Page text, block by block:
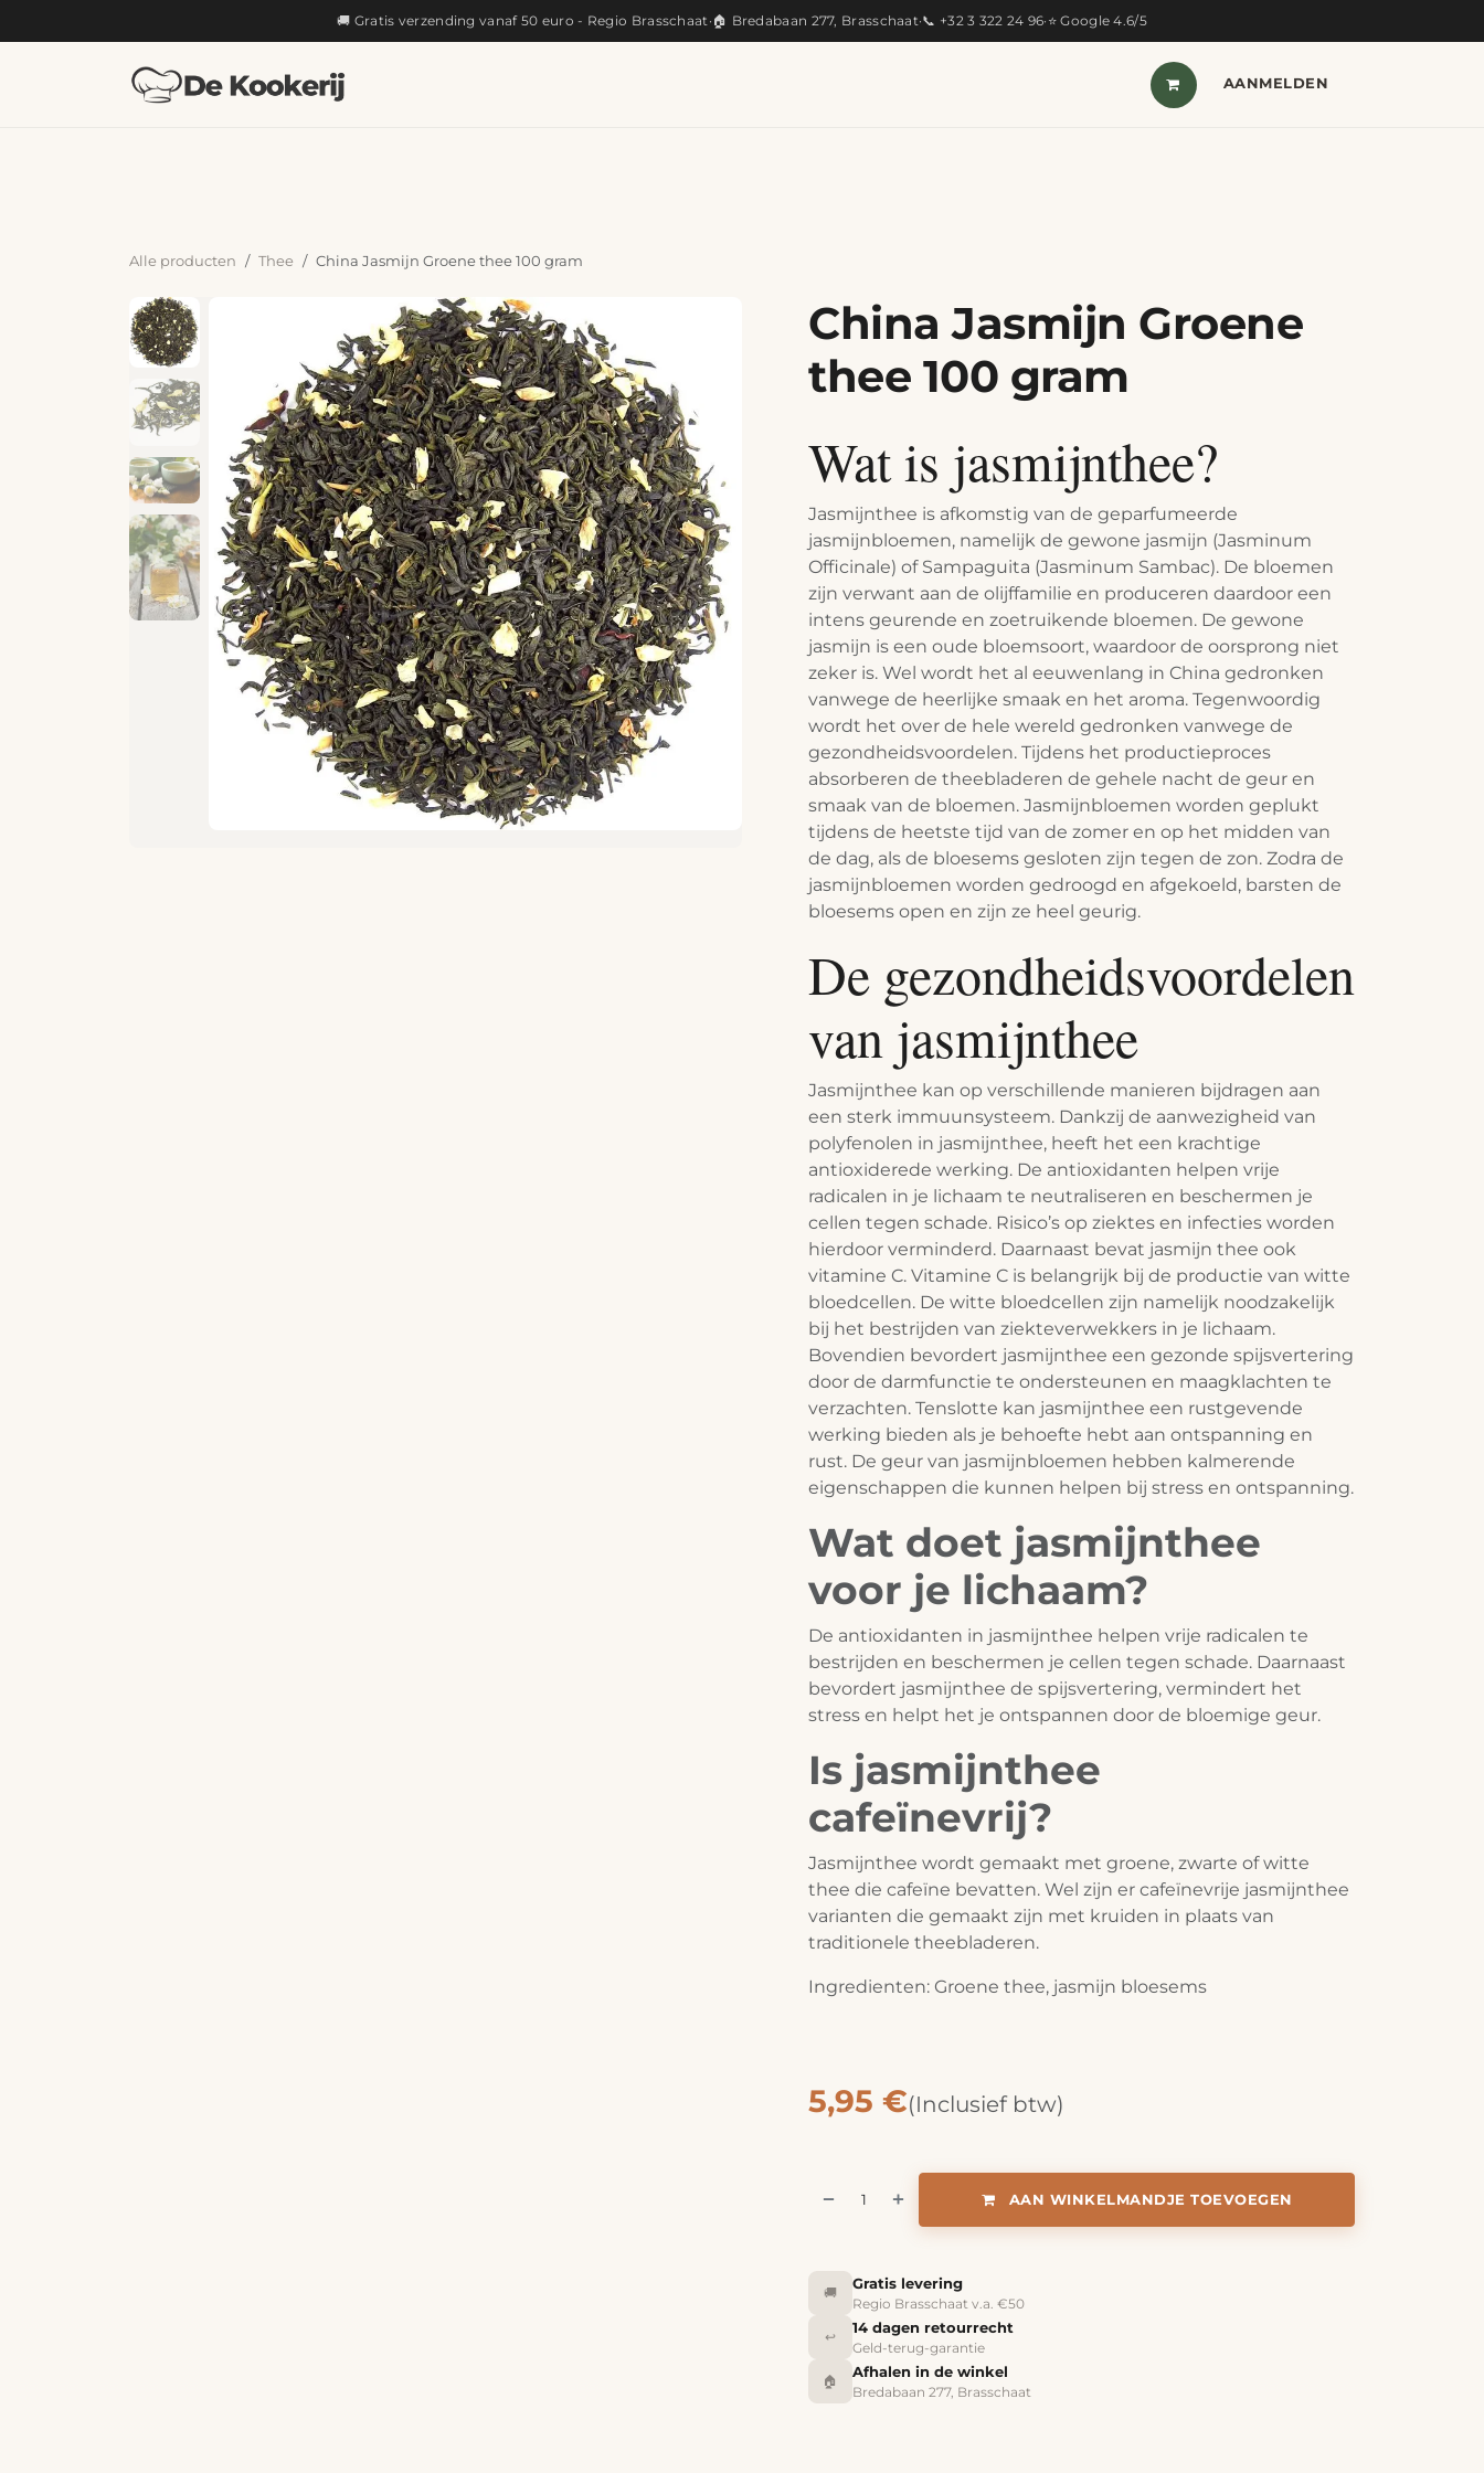
🚚 Gratis verzending vanaf 50 euro - Regio Brasschaat· 🏠 Bredabaan 277, Brasschaat·📞 +32 3 322 24 96· ⭐ Google 4.6/5
SHOP CONTACT
AANMELDEN
Alle producten Thee China Jasmijn Groene thee 100 gram
China Jasmijn Groene
thee 100 gram
Wat is jasmijnthee?
Jasmijnthee is afkomstig van de geparfumeerde
jasmijnbloemen, namelijk de gewone jasmijn (Jasminum
Officinale) of Sampaguita (Jasminum Sambac). De bloemen
zijn verwant aan de olijffamilie en produceren daardoor een
intens geurende en zoetruikende bloemen. De gewone
jasmijn is een oude bloemsoort, waardoor de oorsprong niet
zeker is. Wel wordt het al eeuwenlang in China gedronken
vanwege de heerlijke smaak en het aroma. Tegenwoordig
wordt het over de hele wereld gedronken vanwege de
gezondheidsvoordelen. Tijdens het productieproces
absorberen de theebladeren de gehele nacht de geur en
smaak van de bloemen. Jasmijnbloemen worden geplukt
tijdens de heetste tijd van de zomer en op het midden van
de dag, als de bloesems gesloten zijn tegen de zon. Zodra de
jasmijnbloemen worden gedroogd en afgekoeld, barsten de
bloesems open en zijn ze heel geurig.
De gezondheidsvoordelen
van jasmijnthee
Jasmijnthee kan op verschillende manieren bijdragen aan
een sterk immuunsysteem. Dankzij de aanwezigheid van
polyfenolen in jasmijnthee, heeft het een krachtige
antioxiderede werking. De antioxidanten helpen vrije
radicalen in je lichaam te neutraliseren en beschermen je
cellen tegen schade. Risico’s op ziektes en infecties worden
hierdoor verminderd. Daarnaast bevat jasmijn thee ook
vitamine C. Vitamine C is belangrijk bij de productie van witte
bloedcellen. De witte bloedcellen zijn namelijk noodzakelijk
bij het bestrijden van ziekteverwekkers in je lichaam.
Bovendien bevordert jasmijnthee een gezonde spijsvertering
door de darmfunctie te ondersteunen en maagklachten te
verzachten. Tenslotte kan jasmijnthee een rustgevende
werking bieden als je behoefte hebt aan ontspanning en
rust. De geur van jasmijnbloemen hebben kalmerende
eigenschappen die kunnen helpen bij stress en ontspanning.
Wat doet jasmijnthee
voor je lichaam?
De antioxidanten in jasmijnthee helpen vrije radicalen te
bestrijden en beschermen je cellen tegen schade. Daarnaast
bevordert jasmijnthee de spijsvertering, vermindert het
stress en helpt het je ontspannen door de bloemige geur.
Is jasmijnthee
cafeïnevrij?
Jasmijnthee wordt gemaakt met groene, zwarte of witte
thee die cafeïne bevatten. Wel zijn er cafeïnevrije jasmijnthee
varianten die gemaakt zijn met kruiden in plaats van
traditionele theebladeren.
Ingredienten: Groene thee, jasmijn bloesems
5,95 €(Inclusief btw)
AAN WINKELMANDJE TOEVOEGEN
🚚
Gratis levering
Regio Brasschaat v.a. €50
↩️
14 dagen retourrecht
Geld-terug-garantie
🏠
Afhalen in de winkel
Bredabaan 277, Brasschaat